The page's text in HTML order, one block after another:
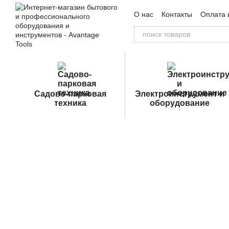
Перейти к основному контенту
О нас Контакты
Оплата
Пользовательское
Садово-парковая
техника
Электроинструмент и
оборудование